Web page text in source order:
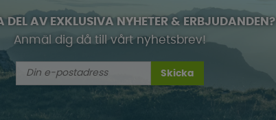
DEL AV EXKLUSIVA NYHETER & ERBJUDANDEN?
Anmäl dig då till vårt nyhetsbrev!
Skicka